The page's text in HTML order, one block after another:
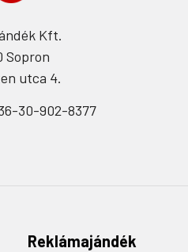
Kft.
Sopron
utca 4.
30-902-8377
Reklámajándék